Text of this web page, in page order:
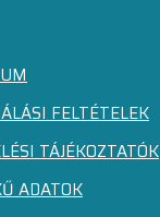
FELTÉTELEK
TÁJÉKOZTATÓK
ADATOK